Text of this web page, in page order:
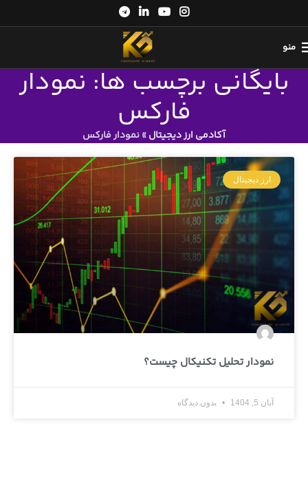
منو
بایگانی برچسب ها: نمودار
فارکس
آکادمی ارز دیجیتال»نمودار فارکس
ارز دیجیتال
نمودار تحلیل تکنیکال چیست؟
آبان 5, 1404 بدون دیدگاه